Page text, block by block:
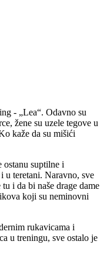
- „Lea“. Odavno su
žene su uzele tegove u
kaže da su mišići
ostanu suptilne i
u teretani. Naravno, sve
i da bi naše drage dame
koji su neminovni
rukavicama i
u treningu, sve ostalo je